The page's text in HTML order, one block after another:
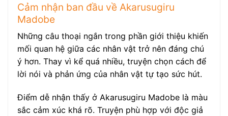
Cảm nhận ban đầu về Akarusugiru
Madobe
Những câu thoại ngắn trong phần giới thiệu khiến
mối quan hệ giữa các nhân vật trở nên đáng chú
ý hơn. Thay vì kể quá nhiều, truyện chọn cách để
lời nói và phản ứng của nhân vật tự tạo sức hút.
Điểm dễ nhận thấy ở Akarusugiru Madobe là màu
sắc cảm xúc khá rõ. Truyện phù hợp với độc giả